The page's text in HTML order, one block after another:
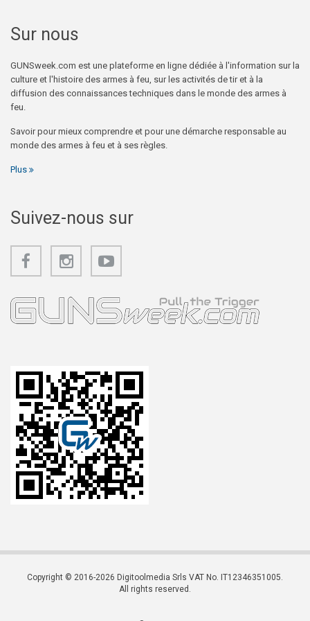
Sur nous
GUNSweek.com est une plateforme en ligne dédiée à l'information sur la
culture et l'histoire des armes à feu, sur les activités de tir et à la
diffusion des connaissances techniques dans le monde des armes à
feu.
Savoir pour mieux comprendre et pour une démarche responsable au
monde des armes à feu et à ses règles.
Plus
Suivez-nous sur
Copyright © 2016-2026 Digitoolmedia Srls VAT No. IT12346351005.
All rights reserved.